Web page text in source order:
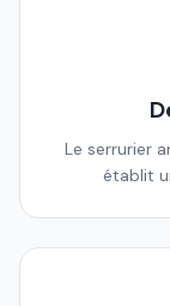
Le serrurier
établit